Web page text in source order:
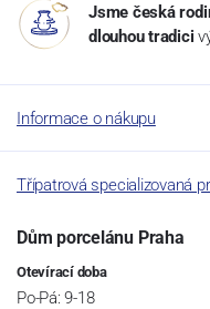
Jsme česká
dlouhou tradici
Informace o nákupu
Třípatrová specializovaná
Dům porcelánu Praha
Otevírací doba
Po-Pá: 9-18